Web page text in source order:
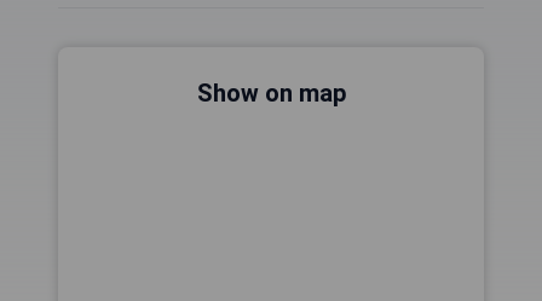
Show on map